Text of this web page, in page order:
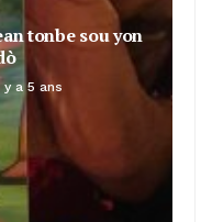
tonbe sou yon
y a 5 ans